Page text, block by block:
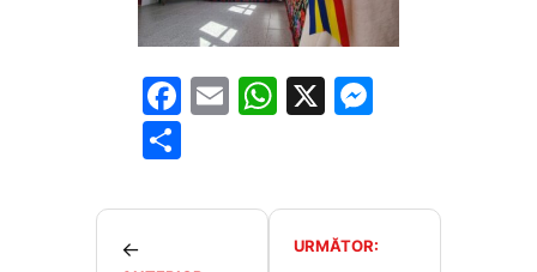
F
e
E
l
W
s
A
X
s
e
ta
← URMĂTOR: